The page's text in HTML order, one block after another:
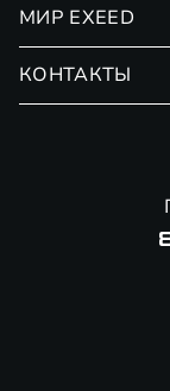
Страхование
Сервис
Помощь на
МИР EXEED
КОНТАКТЫ